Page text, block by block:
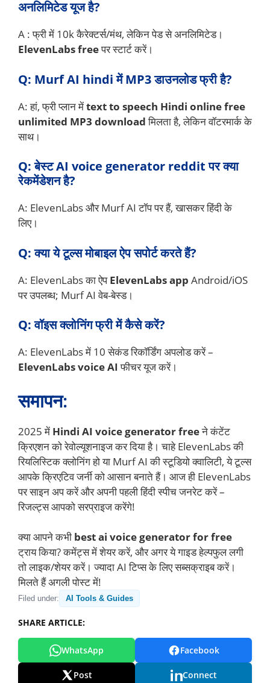
अनलिमिटेड यूज है?
A : फ्री में 10k कैरेक्टर्स/मंथ, लेकिन पेड से अनलिमिटेड।
ElevenLabs freeपर स्टार्ट करें।
Q: Murf AI hindi में MP3 डाउनलोड फ्री है?
A: हां, फ्री प्लान मेंtext to speech Hindi online free
unlimited MP3 downloadमिलता है, लेकिन वॉटरमार्क के
साथ।
Q: बेस्ट AI voice generator reddit पर क्या
रेकमेंडेशन है?
A: ElevenLabs और Murf AI टॉप पर हैं, खासकर हिंदी के
लिए।
Q: क्या ये टूल्स मोबाइल ऐप सपोर्ट करते हैं?
A: ElevenLabs का ऐपElevenLabs app Android/iOS
पर उपलब्ध; Murf AI वेब-बेस्ड।
Q: वॉइस क्लोनिंग फ्री में कैसे करें?
A: ElevenLabs में 10 सेकंड रिकॉर्डिंग अपलोड करें –
ElevenLabs voice AI फीचर यूज करें।
समापन:
2025 में Hindi AI voice generator freeने कंटेंट
क्रिएशन को रेवोल्यूशनाइज कर दिया है। चाहे ElevenLabs की
रियलिस्टिक क्लोनिंग हो या Murf AI की स्टूडियो क्वालिटी, ये टूल्स
आपके क्रिएटिव जर्नी को आसान बनाते हैं। आज ही ElevenLabs
पर साइन अप करें और अपनी पहली हिंदी स्पीच जनरेट करें –
रिजल्ट्स आपको सरप्राइज करेंगे!
क्या आपने कभी best ai voice generator for free
ट्राय किया? कमेंट्स में शेयर करें, और अगर ये गाइड हेल्पफुल लगी
तो लाइक/शेयर करें। ज्यादा AI टिप्स के लिए सब्सक्राइब करें।
मिलते हैं अगली पोस्ट में!
Filed under: AI Tools & Guides
SHARE ARTICLE:
WhatsApp Facebook
Post Connect